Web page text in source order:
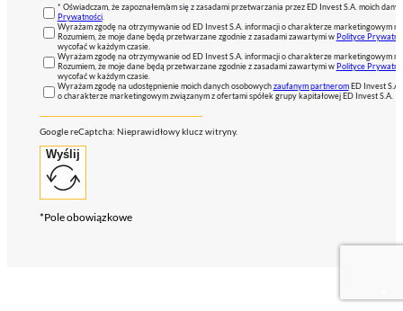
* Oświadczam, że zapoznałem/am się z zasadami przetwarzania przez ED Invest S.A. moich
Prywatności.
Wyrażam zgodę na otrzymywanie od ED Invest S.A. informacji o charakterze marketingowym
Rozumiem, że moje dane będą przetwarzane zgodnie z zasadami zawartymi wPolityce
wycofać w każdym czasie.
Wyrażam zgodę na otrzymywanie od ED Invest S.A. informacji o charakterze marketingowym
Rozumiem, że moje dane będą przetwarzane zgodnie z zasadami zawartymi wPolityce
wycofać w każdym czasie.
Wyrażam zgodę na udostępnienie moich danych osobowychzaufanym partneromED Invest
o charakterze marketingowym związanym z ofertami spółek grupy kapitałowej ED Invest S.A.
Google reCaptcha: Nieprawidłowy klucz witryny.
Wyślij
*Pole obowiązkowe